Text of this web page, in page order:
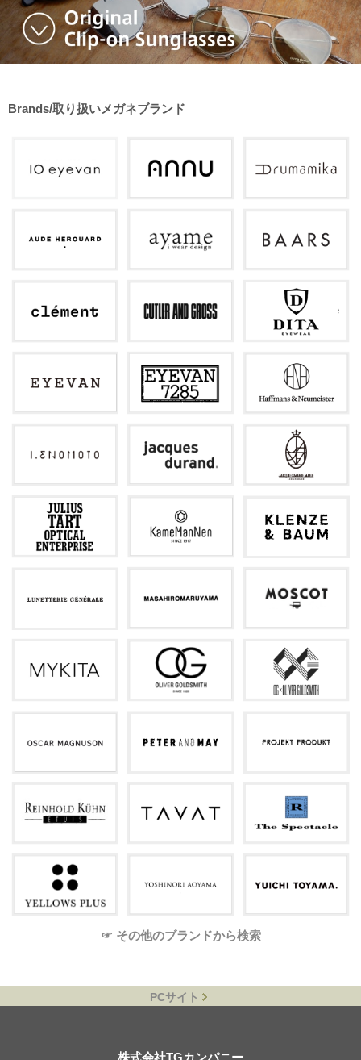
Brands/取り扱いメガネブランド
☞ その他のブランドから検索
PCサイト
株式会社TGカンパニー